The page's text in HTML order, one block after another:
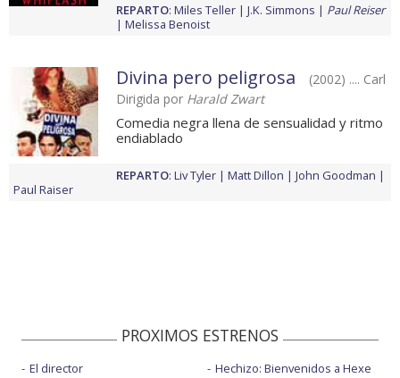
REPARTO: Miles Teller J.K. Simmons
Paul Reiser
Melissa Benoist
Divina pero peligrosa
(2002) .... Carl
Dirigida por Harald Zwart
Comedia negra llena de sensualidad y ritmo
endiablado
REPARTO: Liv Tyler Matt Dillon
John Goodman
Paul Raiser
PROXIMOS ESTRENOS
El director
Hechizo: Bienvenidos a Hexe